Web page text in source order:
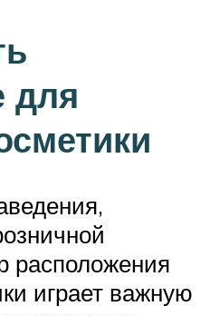
для
расположения
играет важную